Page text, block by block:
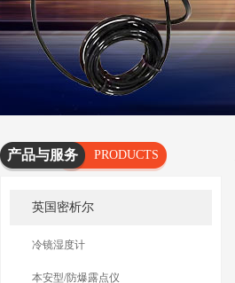
产品与服务
PRODUCTS
英国密析尔
冷镜湿度计
本安型/防爆露点仪